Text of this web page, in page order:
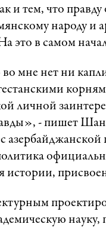
и тем, что
народу и
это в самом
мне нет ни
личной
- пишет
истории,
науку,